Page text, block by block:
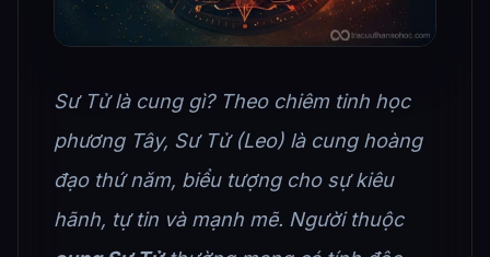
Sư Tử là cung gì? Theo chiêm tinh học
phương Tây, Sư Tử (Leo) là cung hoàng
đạo thứ năm, biểu tượng cho sự kiêu
hãnh, tự tin và mạnh mẽ. Người thuộc